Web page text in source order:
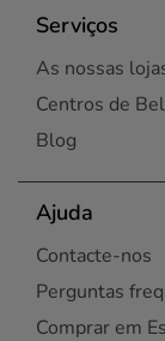
Serviços
As nossas
Centros de
Blog
Ajuda
Contacte-nos
Perguntas
Comprar em